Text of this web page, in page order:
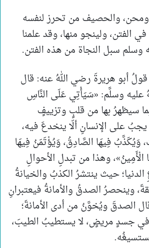
ومحن، والحصيف من تحرز لنفسه
الفتن، ولينجو منها، وقد علمنا
وسلم سبل النجاة من هذه الفتن.
أبو هريرةَ رضي اللهُ عنه: قال
عليه وسلَّم: «سَيَأْتِي عَلَى النَّاسِ
سيظهرُ بها من قلبٍ وتزييفٍ
على الإنسانِ ألّا ينخدعَ فيه،
وَيُكَذَّبُ فِيهَا الصَّادِقُ، وَيُؤْتَمَنُ فِيهَا
الْأَمِينُ»، وهذا من تبدلِ الأحوالِ
حيث ينتشرُ الكذبُ والخيانةُ
وينحصرُ الصدقُ والأمانةُ فيعتبرانِ
الصدقَ ويُخوَّنُ من أدى الأمانةَ؛
في جسدٍ مريضٍ، لا يستطيبُ الطيبَ،